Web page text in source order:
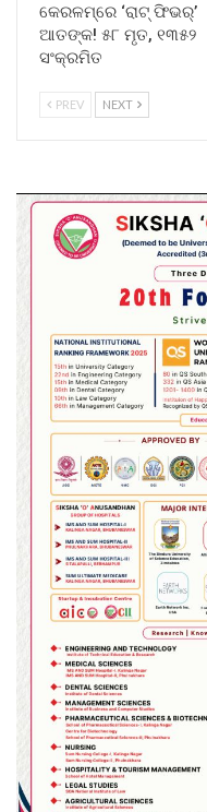
କେରଳମ୍‌ରେ ‘ରାଟ୍ ଫିଭର୍’
ଆତଙ୍କ! ୫୮ ମୃତ, ୧୩୫୨
ସଂକ୍ରମିତ
PREV NEXT